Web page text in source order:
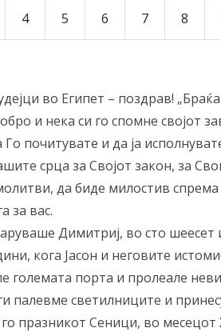
4 5 6 7 8
во Египет – поздрав!
и нека си го спомне својот
почитувате и да ја
срца за Својот закон, за
да биде милостив
за вас.
Димитриј, во сто
кога Јасон и неговите
големата порта и пролеале
палевме светилниците и
го празникот Сеници, во месецот